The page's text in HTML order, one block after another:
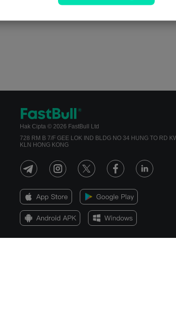
Hak Cipta © 2026 FastBull Ltd
728 RM B 7/F GEE LOK IND BLDG NO 34 HUNG TO RD
KLN HONG KONG